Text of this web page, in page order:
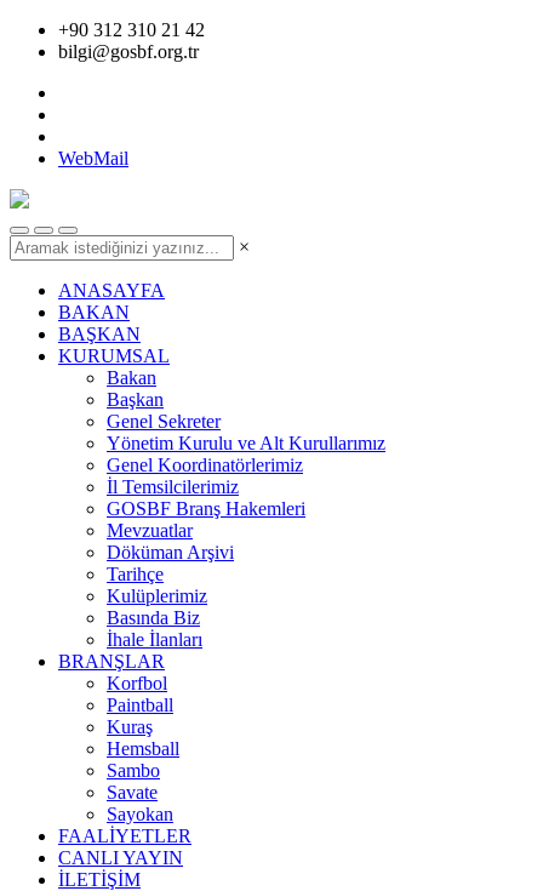
+90 312 310 21 42
bilgi@gosbf.org.tr
WebMail
×
ANASAYFA
BAKAN
BAŞKAN
KURUMSAL
Bakan
Başkan
Genel Sekreter
Yönetim Kurulu ve Alt Kurullarımız
Genel Koordinatörlerimiz
İl Temsilcilerimiz
GOSBF Branş Hakemleri
Mevzuatlar
Döküman Arşivi
Tarihçe
Kulüplerimiz
Basında Biz
İhale İlanları
BRANŞLAR
Korfbol
Paintball
Kuraş
Hemsball
Sambo
Savate
Sayokan
FAALİYETLER
CANLI YAYIN
İLETİŞİM